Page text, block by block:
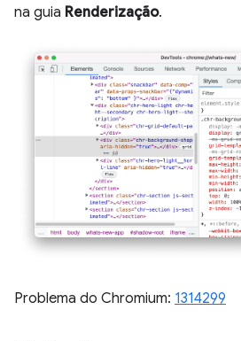
na guia Renderização.
Problema do Chromium: 1314299